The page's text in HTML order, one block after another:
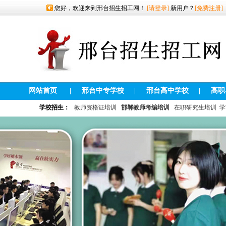
您好，欢迎来到邢台招生招工网！ [请登录] 新用户？ [免费注册]
网站首页 邢台中专学校 邢台高中学校 高
学校招生： 教师资格证培训 邯郸教师考编培训 在职研究生培训